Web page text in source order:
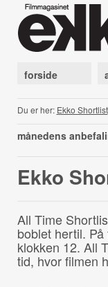
forside
Du er her: Ekko Shortlist
månedens
Ekko
All Time
boblet hertil.
klokken 12. All
tid, hvor filmen